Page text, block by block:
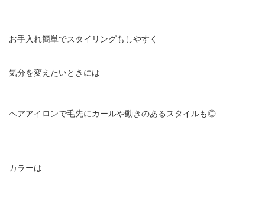
お手入れ簡単でスタイリングもしやすく
気分を変えたいときには
ヘアアイロンで毛先にカールや動きのあるスタイルも◎
カラーは